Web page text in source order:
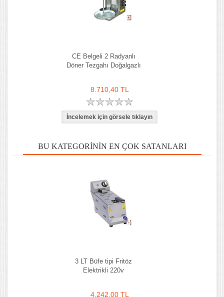
CE Belgeli 2 Radyanlı
Döner Tezgahı Doğalgazlı
8.710,40 TL
BU KATEGORININ EN ÇOK SATANLARI
3 LT Büfe tipi Fritöz
Elektrikli 220v
4.242,00 TL